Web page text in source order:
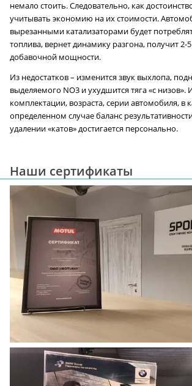
немало стоить. Следовательно, как
учитывать экономию на их стоимости.
вырезанными катализаторами будет
топлива, вернет динамику разгона, получит 2-
добавочной мощности.
Из недостатков – изменится звук выхлопа,
выделяемого NO3 и ухудшится тяга «с низов».
комплектации, возраста, серии автомобиля, в
определенном случае баланс
удалении «катов» достигается персонально.
Наши сертификаты